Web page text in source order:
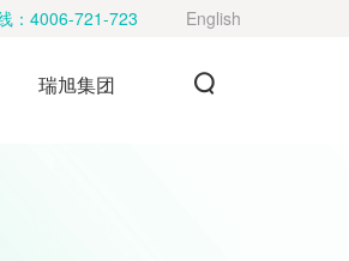
： 4006-721-723 English
瑞旭集团